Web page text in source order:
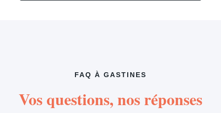
FAQ À GASTINES
Vos questions, nos réponses